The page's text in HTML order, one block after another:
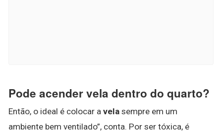
Pode acender vela dentro do quarto?
Então, o ideal é colocar a vela sempre em um
ambiente bem ventilado”, conta. Por ser tóxica, é